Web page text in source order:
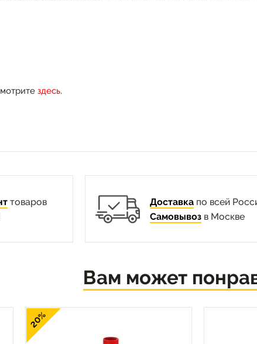
здесь.
товаров
Доставкапо всей
Самовывозв Москве
Вам может
20%